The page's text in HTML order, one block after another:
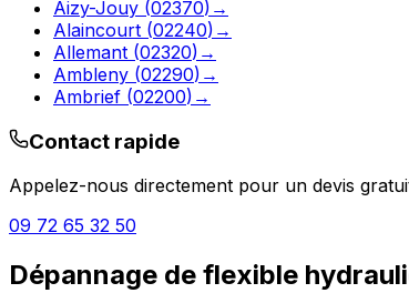
Aizy-Jouy (02370) →
Alaincourt (02240) →
Allemant (02320) →
Ambleny (02290) →
Ambrief (02200) →
Contact rapide
Appelez-nous directement pour un devis
09 72 65 32 50
Dépannage de flexible